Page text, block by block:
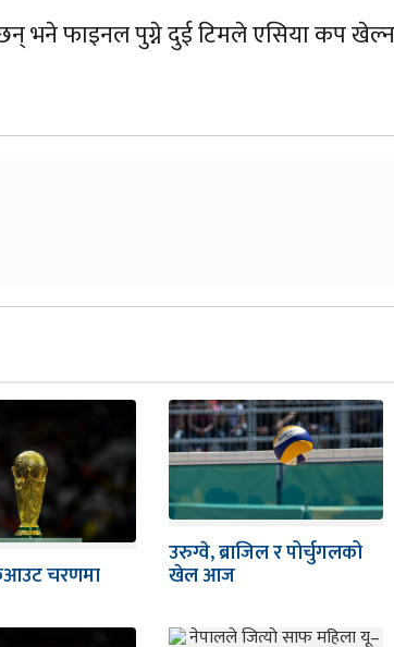
भने फाइनल पुग्ने दुई टिमले एसिया कप
चरणमा
उरुग्वे, ब्राजिल र पोर्चुगलको
खेल आज